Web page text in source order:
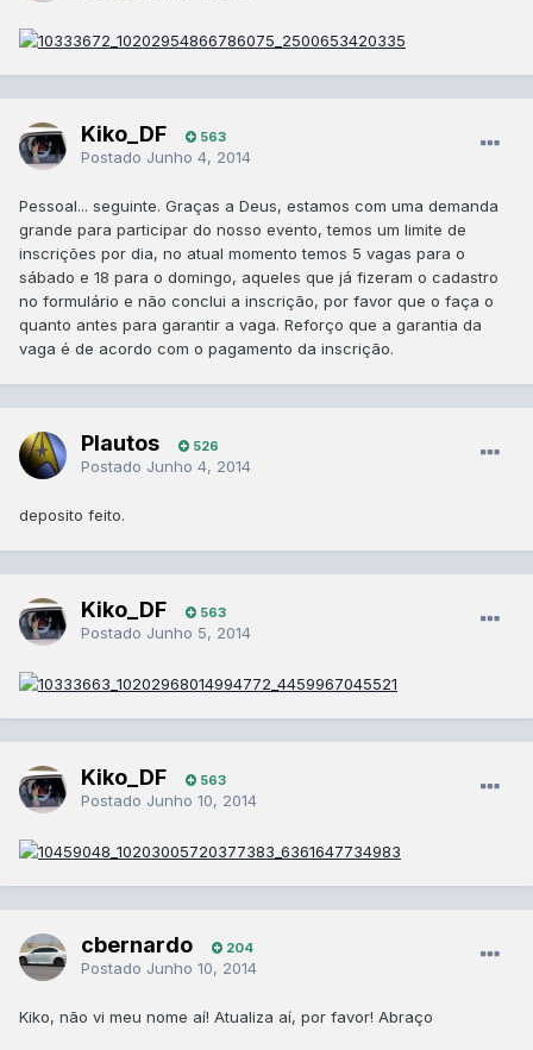
Kiko_DF 563
Postado Junho 4, 2014
Pessoal... seguinte. Graças a Deus, estamos com uma demanda
grande para participar do nosso evento, temos um limite de
inscrições por dia, no atual momento temos 5 vagas para o
sábado e 18 para o domingo, aqueles que já fizeram o cadastro
no formulário e não conclui a inscrição, por favor que o faça o
quanto antes para garantir a vaga. Reforço que a garantia da
vaga é de acordo com o pagamento da inscrição.
Plautos 526
Postado Junho 4, 2014
deposito feito.
Kiko_DF 563
Postado Junho 5, 2014
Kiko_DF 563
Postado Junho 10, 2014
cbernardo 204
Postado Junho 10, 2014
Kiko, não vi meu nome aí! Atualiza aí, por favor! Abraço